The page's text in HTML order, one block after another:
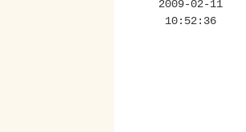
2009-02-11
10:52:36